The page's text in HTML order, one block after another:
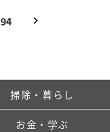
94
掃除・暮らし
お金・学ぶ